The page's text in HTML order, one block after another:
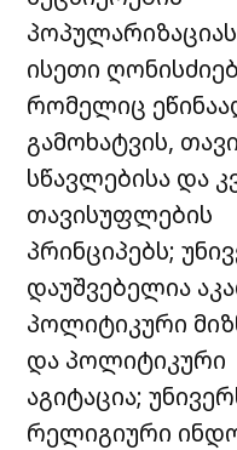
ისეთი
რომელიც
გამოხატვის,
სწავლებისა და
თავისუფლების
პრინციპებს;
დაუშვებელია
პოლიტიკური
და პოლიტიკური
აგიტაცია;
რელიგიური